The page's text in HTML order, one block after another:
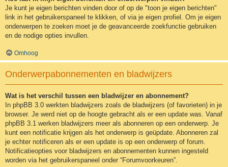
Je kunt je eigen berichten vinden door of op de "toon je eigen berichten"
link in het gebruikerspaneel te klikken, of via je eigen profiel. Om je eigen
onderwerpen te zoeken moet je de geavanceerde zoekfunctie gebruiken
en de nodige opties invullen.
Omhoog
Onderwerpabonnementen en bladwijzers
Wat is het verschil tussen een bladwijzer en abonnement?
In phpBB 3.0 werkten bladwijzers zoals de bladwijzers (of favorieten) in je
browser. Je werd niet op de hoogte gebracht als er een update was. Vanaf
phpBB 3.1 werken bladwijzers meer als abonneren op een onderwerp. Je
kunt een notificatie krijgen als het onderwerp is geüpdate. Abonneren zal
je echter notificeren als er een update is op een onderwerp of forum.
Notificatieopties voor bladwijzers en abonnementen kunnen ingesteld
worden via het gebruikerspaneel onder “Forumvoorkeuren”.